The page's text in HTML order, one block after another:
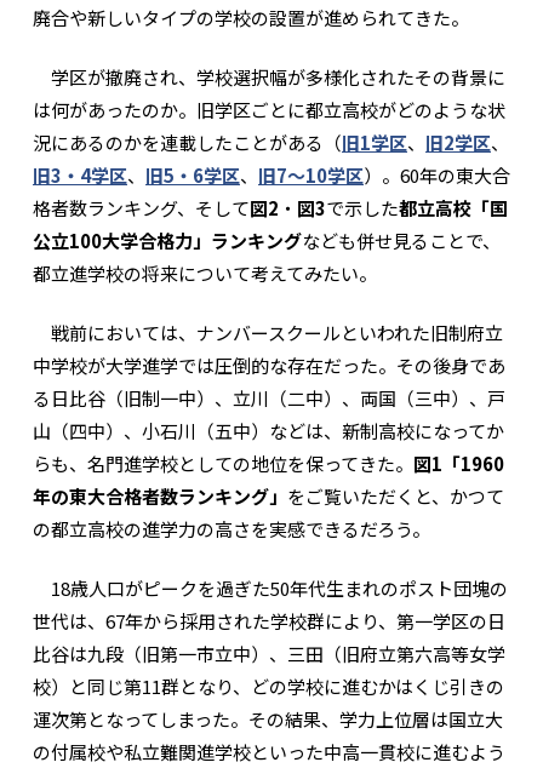
廃合や新しいタイプの学校の設置が進められてきた。
学区が撤廃され、学校選択幅が多様化されたその背景に
は何があったのか。旧学区ごとに都立高校がどのような状
況にあるのかを連載したことがある（旧1学区、 旧2学区、
旧3・4学区、 旧5・6学区、 旧7～10学区）。60年の東大合
格者数ランキング、そして図2 ・ 図3で示した都立高校「国
公立100大学合格力」ランキングなども併せ見ることで、
都立進学校の将来について考えてみたい。
戦前においては、ナンバースクールといわれた旧制府立
中学校が大学進学では圧倒的な存在だった。その後身であ
る日比谷（旧制一中）、立川（二中）、両国（三中）、戸
山（四中）、小石川（五中）などは、新制高校になってか
らも、名門進学校としての地位を保ってきた。 図1「1960
年の東大合格者数ランキング」 をご覧いただくと、かつて
の都立高校の進学力の高さを実感できるだろう。
18歳人口がピークを過ぎた50年代生まれのポスト団塊の
世代は、67年から採用された学校群により、第一学区の日
比谷は九段（旧第一市立中）、三田（旧府立第六高等女学
校）と同じ第11群となり、どの学校に進むかはくじ引きの
運次第となってしまった。その結果、学力上位層は国立大
の付属校や私立難関進学校といった中高一貫校に進むよう